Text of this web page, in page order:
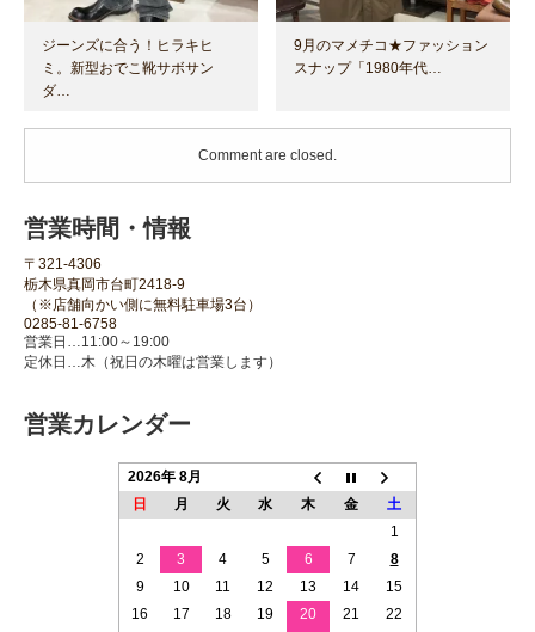
ジーンズに合う！ヒラキヒ
ミ。新型おでこ靴サボサン
ダ…
9月のマメチコ★ファッション
スナップ「1980年代…
Comment are closed.
営業時間・情報
〒321-4306
栃木県真岡市台町2418-9
（※店舗向かい側に無料駐車場3台）
0285-81-6758
営業日…11:00～19:00
定休日…木（祝日の木曜は営業します）
営業カレンダー
2026年 8月
日
月 火 水 木 金
土
1
2
3 4 5 6 7
8
9
10 11 12 13 14
15
16
17 18 19 20 21
22